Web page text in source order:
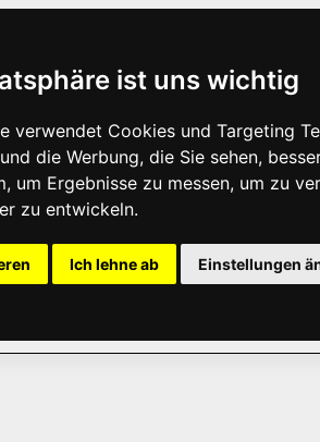
ist uns wichtig
verwendet Cookies und Targeting
die Werbung, die Sie sehen,
um Ergebnisse zu messen, um zu
zu entwickeln.
Ich lehne ab Einstellungen